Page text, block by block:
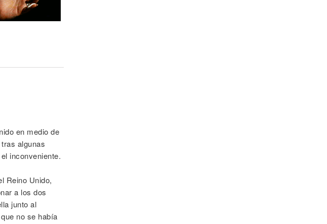
en medio de
algunas
inconveniente.
Reino Unido,
a los dos
junto al
no se había